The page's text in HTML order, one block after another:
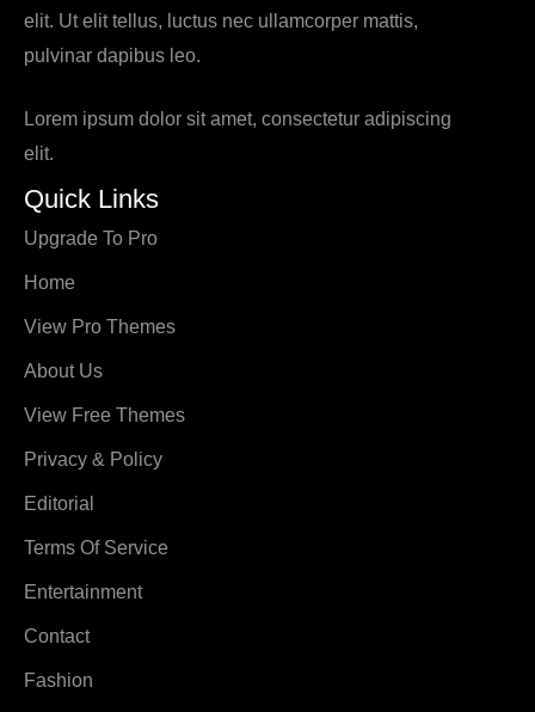
elit. Ut elit tellus, luctus nec ullamcorper mattis,
pulvinar dapibus leo.
Lorem ipsum dolor sit amet, consectetur adipiscing
elit.
Quick Links
Upgrade To Pro
Home
View Pro Themes
About Us
View Free Themes
Privacy & Policy
Editorial
Terms Of Service
Entertainment
Contact
Fashion